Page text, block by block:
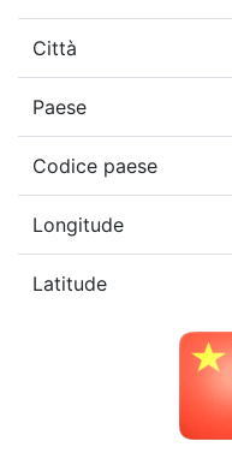
Città
Paese
Codice paese
Longitude
Latitude